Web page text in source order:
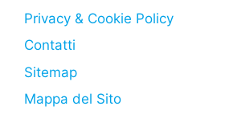
Privacy & Cookie Policy
Contatti
Sitemap
Mappa del Sito